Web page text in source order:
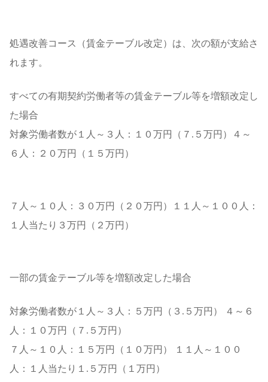
処遇改善コース（賃金テーブル改定）は、次の額が支給さ
れます。
すべての有期契約労働者等の賃金テーブル等を増額改定し
た場合
対象労働者数が１人～３人：１０万円（７.５万円）４～
６人：２０万円（１５万円）
７人～１０人：３０万円（２０万円）１１人～１００人：
１人当たり３万円（２万円）
一部の賃金テーブル等を増額改定した場合
対象労働者数が１人～３人：５万円（３.５万円） ４～６
人：１０万円（７.５万円）
７人～１０人：１５万円（１０万円） １１人～１００
人：１人当たり１.５万円（１万円）